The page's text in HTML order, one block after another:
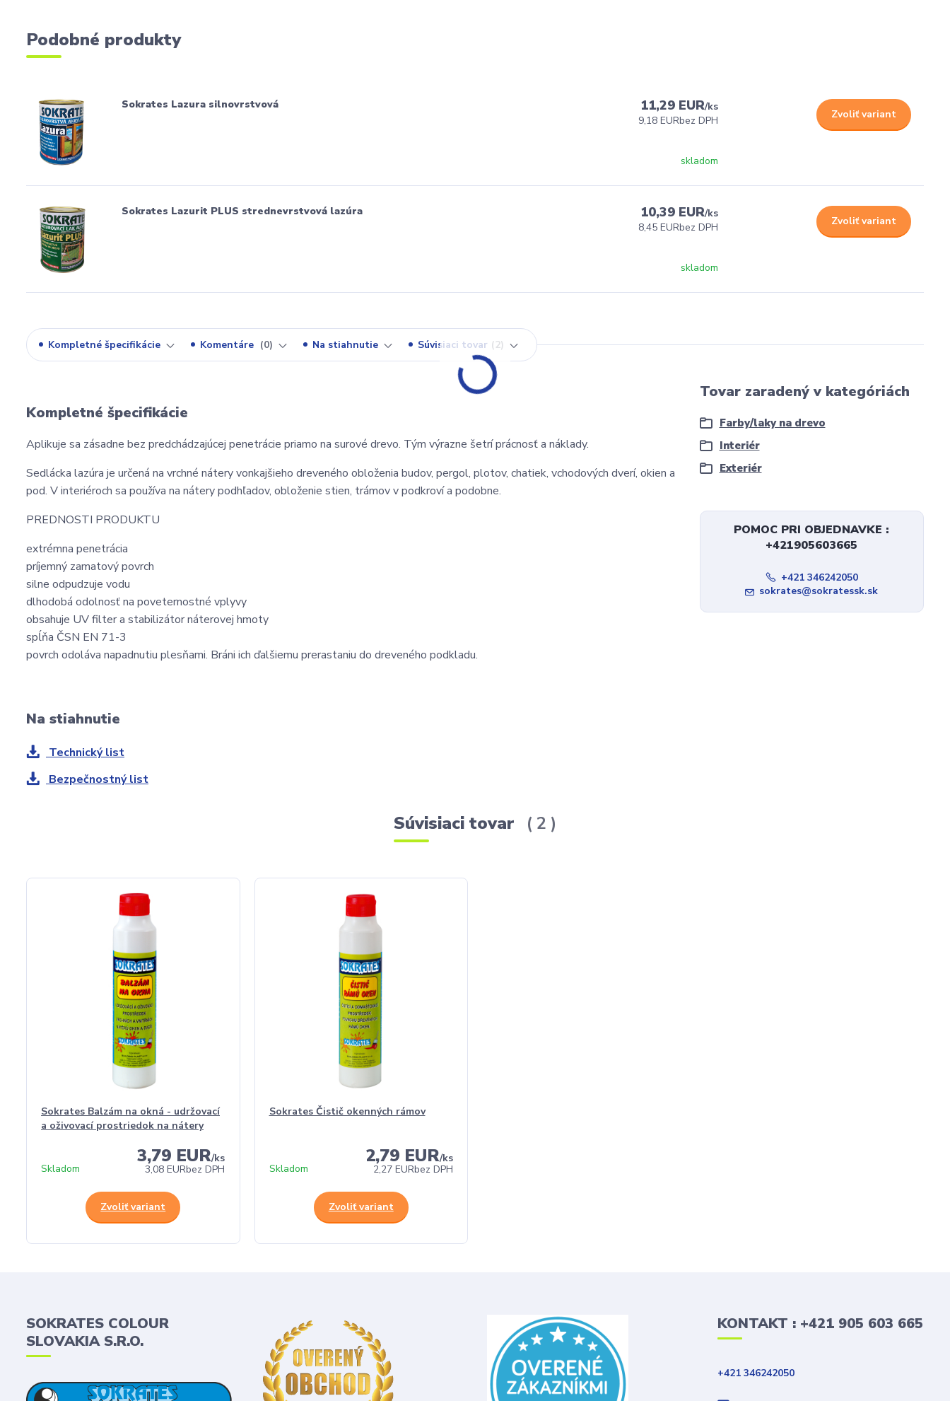
Podobné produkty
Sokrates Lazura silnovrstvová 11,29 EUR/ks
9,18 EURbez DPH
skladom
Zvoliť variant
Sokrates Lazurit PLUS strednevrstvová lazúra 10,39 EUR/ks
8,45 EURbez DPH
skladom
Zvoliť variant
Kompletné špecifikácie Komentáre 0 Na stiahnutie Súvisiaci tovar 2
Kompletné špecifikácie
Aplikuje sa zásadne bez predchádzajúcej penetrácie priamo na surové drevo. Tým výrazne šetrí prácnosť a náklady.
Sedlácka lazúra je určená na vrchné nátery vonkajšieho dreveného obloženia budov, pergol, plotov, chatiek, vchodových dverí, okien a
pod. V interiéroch sa používa na nátery podhľadov, obloženie stien, trámov v podkroví a podobne.
PREDNOSTI PRODUKTU
extrémna penetrácia
príjemný zamatový povrch
silne odpudzuje vodu
dlhodobá odolnosť na poveternostné vplyvy
obsahuje UV filter a stabilizátor náterovej hmoty
spĺňa ČSN EN 71-3
povrch odoláva napadnutiu plesňami. Bráni ich ďalšiemu prerastaniu do dreveného podkladu.
Tovar zaradený v kategóriách
Farby/laky na drevo
Interiér
Exteriér
POMOC PRI OBJEDNAVKE :
+421905603665
+421 346242050
sokrates@sokratessk.sk
Na stiahnutie
Technický list
Bezpečnostný list
Súvisiaci tovar 2
Sokrates Balzám na okná - udržovací
a oživovací prostriedok na nátery
3,79 EUR/ks
3,08 EURbez DPH
Skladom
Zvoliť variant
Sokrates Čistič okenných rámov
2,79 EUR/ks
2,27 EURbez DPH
Skladom
Zvoliť variant
SOKRATES COLOUR
SLOVAKIA S.R.O.
KONTAKT : +421 905 603 665
+421 346242050